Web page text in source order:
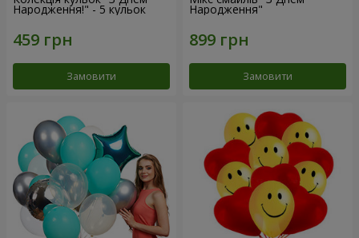
Народження!" - 5 кульок
Замовити
Народження"
Замовити